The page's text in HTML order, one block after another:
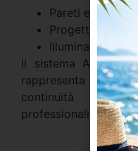
Pareti e
Progetti
Illuminazione
Il sistema Akifix
rappresenta la
continuità
professionali nei